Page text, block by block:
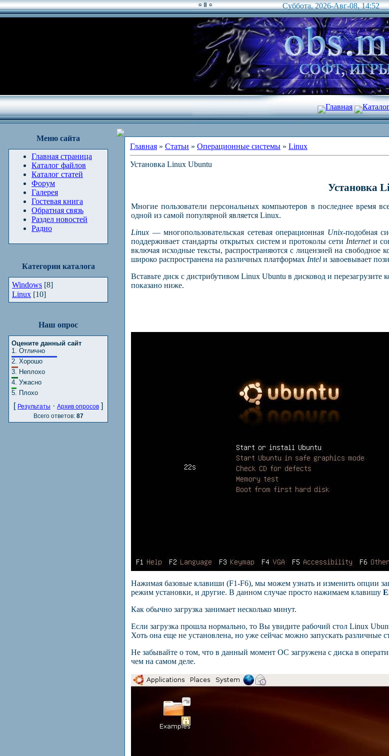
Суббота, 2026-Авг-08, 14:52
Главная
Меню сайта
Главная страница
Каталог файлов
Каталог статей
Форум
Галерея
Гостевая книга
Обратная связь
Раздел новостей
Радио
Категории каталога
Windows [8]
Linux [10]
Наш опрос
Оцените данный сайт
1. Отлично
2. Хорошо
3. Неплохо
4. Ужасно
5. Плохо
[ Результаты · Архив опросов ]
Всего ответов: 87
Главная » Статьи » Операционные системы » Linux
Установка Linux Ubuntu
Установка
Многие пользователи персональных компьютеров в последнее время
одной из самой популярной является Linux.
Linux — многопользовательская сетевая операционная Unix-подобная
поддерживает стандарты открытых систем и протоколы сети Internetи
включая исходные тексты, распространяются с лицензией на свободное
широко распространена на различных платформах Intel и завоевывает
Вставьте диск с дистрибутивом Linux Ubuntu в дисковод и
показано ниже.
Нажимая базовые клавиши (F1-F6), мы можем узнать и изменить опции
режим установки, и другие. В данном случае просто нажимаем клавишу
Как обычно загрузка занимает несколько минут.
Если загрузка прошла нормально, то Вы увидите рабочий стол Linux
Хоть она еще не установлена, но уже сейчас можно запускать
Не забывайте о том, что в данный момент ОС загружена с диска в
чем на самом деле.